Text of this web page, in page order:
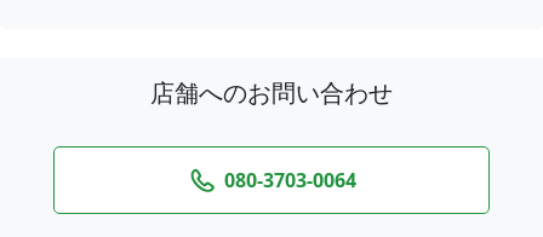
店舗へのお問い合わせ
080-3703-0064